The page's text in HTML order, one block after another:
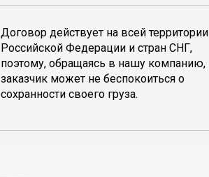
Договор действует на всей территории
Российской Федерации и стран СНГ,
поэтому, обращаясь в нашу компанию,
заказчик может не беспокоиться о
сохранности своего груза.